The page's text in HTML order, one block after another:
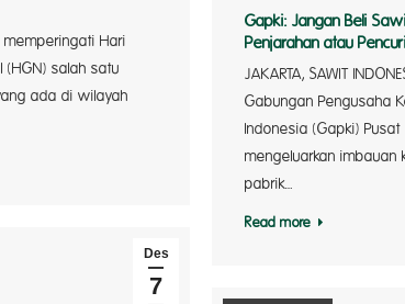
memperingati Hari
(HGN) salah satu
ada di wilayah
Gapki: Jangan Beli
Penjarahan atau
JAKARTA, SAWIT
Gabungan Pengusaha
Indonesia (Gapki) Pusat
mengeluarkan imbauan
pabrik…
Read more
Des
7